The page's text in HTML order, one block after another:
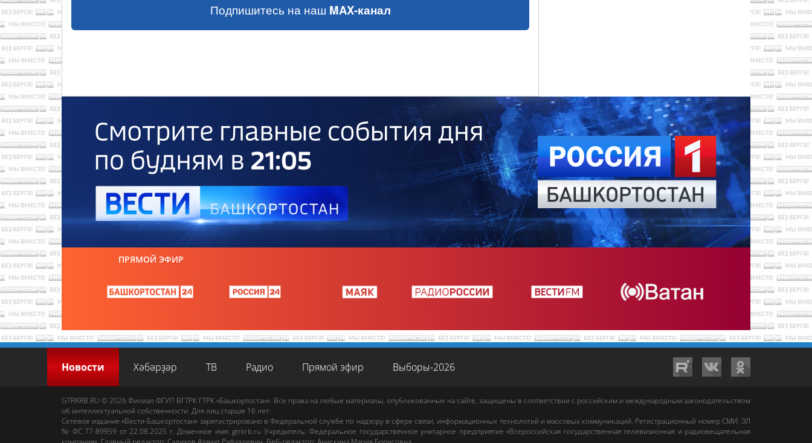
Подпишитесь на наш MAX-канал
ПРЯМОЙ ЭФИР
Новости Хәбәрҙәр ТВ Радио Прямой эфир Выборы-2026
GTRKRB.RU © 2026 Филиал ФГУП ВГТРК ГТРК «Башкортостан» . Все права на любые материалы, опубликованные на сайте, защищены в соответствии с российским и международным законодательством
об интеллектуальной собственности. Для лиц старше 16 лет.
Сетевое издание «Вести-Башкортостан» зарегистрировано в Федеральной службе по надзору в сфере связи, информационных технологий и массовых коммуникаций. Регистрационный номер СМИ: ЭЛ
№ ФС 77-89959 от 22.08.2025 г. Доменное имя:gtrkrb.ru Учредитель: Федеральное государственное унитарное предприятие «Всероссийская государственная телевизионная и радиовещательная